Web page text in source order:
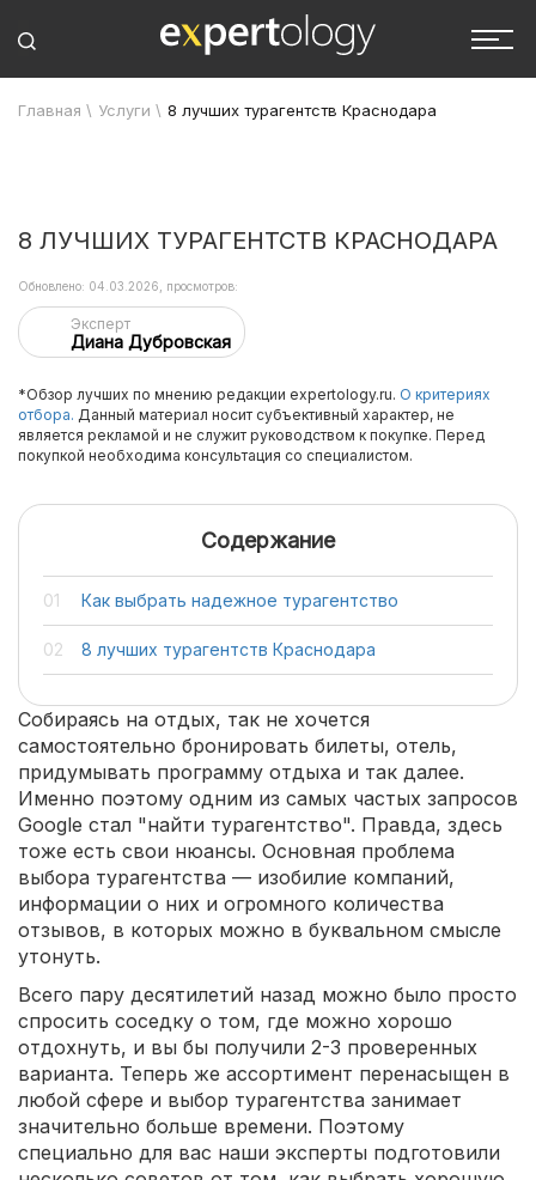
Главная \ Услуги \ 8 лучших турагентств Краснодара
8 ЛУЧШИХ ТУРАГЕНТСТВ КРАСНОДАРА
Эксперт
Диана Дубровская
Обновлено: 04.03.2026, просмотров:
*Обзор лучших по мнению редакции expertology.ru. О критериях
отбора. Данный материал носит субъективный характер, не
является рекламой и не служит руководством к покупке. Перед
покупкой необходима консультация со специалистом.
Содержание
Как выбрать надежное турагентство
8 лучших турагентств Краснодара
Собираясь на отдых, так не хочется
самостоятельно бронировать билеты, отель,
придумывать программу отдыха и так далее.
Именно поэтому одним из самых частых запросов
Google стал "найти турагентство". Правда, здесь
тоже есть свои нюансы. Основная проблема
выбора турагентства — изобилие компаний,
информации о них и огромного количества
отзывов, в которых можно в буквальном смысле
утонуть.
Всего пару десятилетий назад можно было просто
спросить соседку о том, где можно хорошо
отдохнуть, и вы бы получили 2-3 проверенных
варианта. Теперь же ассортимент перенасыщен в
любой сфере и выбор турагентства занимает
значительно больше времени. Поэтому
специально для вас наши эксперты подготовили